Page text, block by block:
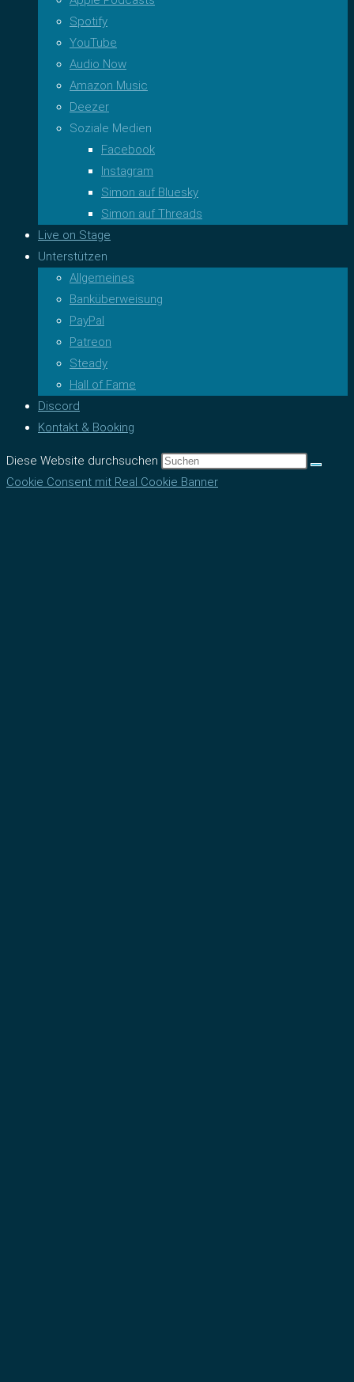
Spotify
YouTube
Audio Now
Amazon Music
Deezer
Soziale Medien
Facebook
Instagram
Simon auf Bluesky
Simon auf Threads
Live on Stage
Unterstützen
Allgemeines
Banküberweisung
PayPal
Patreon
Steady
Hall of Fame
Discord
Kontakt & Booking
Diese Website durchsuchen
Cookie Consent mit Real Cookie Banner